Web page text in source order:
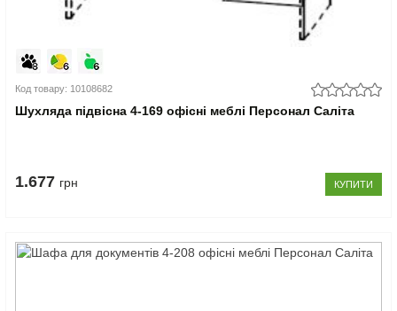
Код товару: 10108682
Шухляда підвісна 4-169 офісні меблі Персонал Саліта
1.677 грн КУПИТИ